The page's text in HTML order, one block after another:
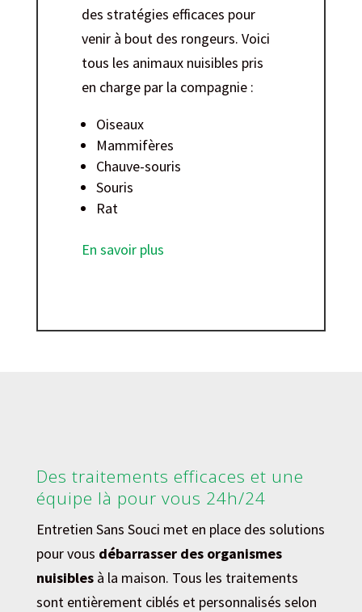
des stratégies efficaces pour
venir à bout des rongeurs. Voici
tous les animaux nuisibles pris
en charge par la compagnie :
Oiseaux
Mammifères
Chauve-souris
Souris
Rat
En savoir plus
Des traitements efficaces et une
équipe là pour vous 24h/24
Entretien Sans Souci met en place des solutions
pour vous débarrasser des organismes
nuisiblesà la maison. Tous les traitements
sont entièrement ciblés et personnalisés selon